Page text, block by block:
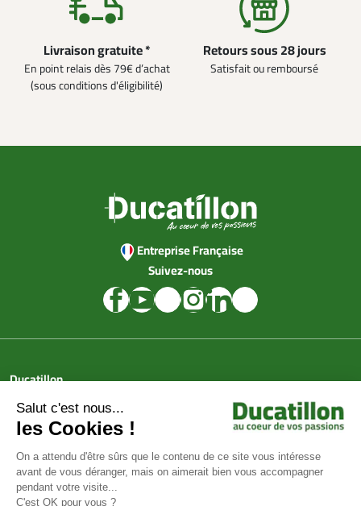
Livraison gratuite *
En point relais dès 79€ d’achat
(sous conditions d'éligibilité)
Retours sous 28 jours
Satisfait ou remboursé
Entreprise Française
Suivez-nous
Ducatillon
Achat en ligne
Services
Aide & Conseils